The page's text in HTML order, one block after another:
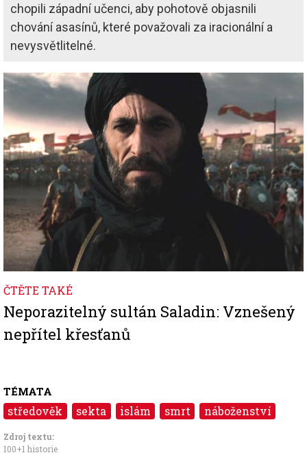
chopili západní učenci, aby pohotově objasnili
chování asasínů, které považovali za iracionální a
nevysvětlitelné.
Image
ČTĚTE TAKÉ
Neporazitelný sultán Saladin: Vznešený
nepřítel křesťanů
TÉMATA
středověk sekta islám smrt náboženství
Zdroj textu:
100+1 historie